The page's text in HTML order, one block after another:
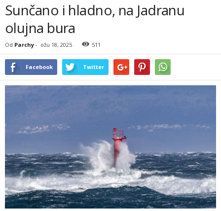
Sunčano i hladno, na Jadranu
olujna bura
Od Parchy - ožu 18, 2025 511
Facebook Twitter